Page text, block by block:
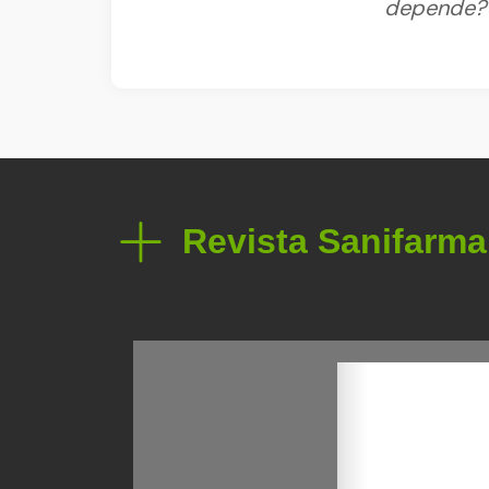
Revista Sanifarma